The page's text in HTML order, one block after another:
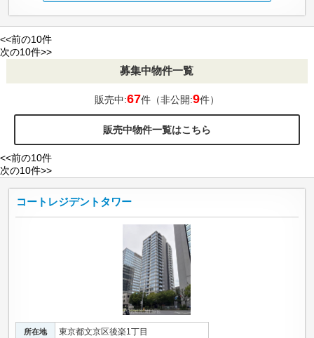
<<前の10件
次の10件>>
募集中物件一覧
販売中:67件（非公開:9件）
販売中物件一覧はこちら
<<前の10件
次の10件>>
コートレジデントタワー
所在地 東京都文京区後楽1丁目